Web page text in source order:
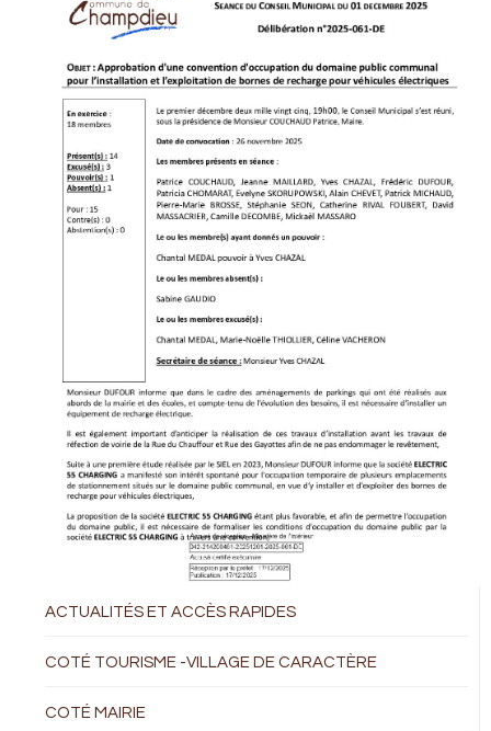
ACTUALITÉS ET ACCÈS RAPIDES
COTÉ TOURISME -VILLAGE DE CARACTÈRE
COTÉ MAIRIE